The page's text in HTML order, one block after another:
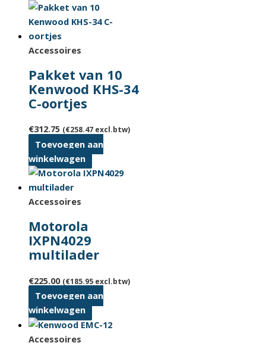
Accessoires
Pakket van 10
Kenwood KHS-34
C-oortjes
€312.75 (€258.47 excl.btw)
Toevoegen aan
winkelwagen
Accessoires
Motorola
IXPN4029
multilader
€225.00 (€185.95 excl.btw)
Toevoegen aan
winkelwagen
Accessoires